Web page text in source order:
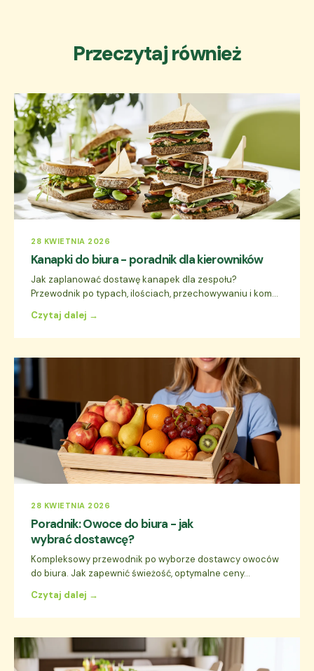
Przeczytaj również
28 KWIETNIA 2026
Kanapki do biura - poradnik dla kierowników
Jak zaplanować dostawę kanapek dla zespołu?
Przewodnik po typach, ilościach, przechowywaniu i kom...
Czytaj dalej →
28 KWIETNIA 2026
Poradnik: Owoce do biura - jak
wybrać dostawcę?
Kompleksowy przewodnik po wyborze dostawcy owoców
do biura. Jak zapewnić świeżość, optymalne ceny...
Czytaj dalej →